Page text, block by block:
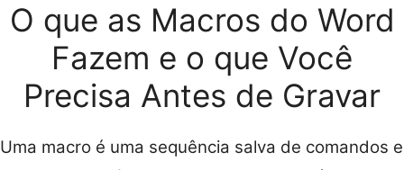
O que as Macros do Word
Fazem e o que Você
Precisa Antes de Gravar
Uma macro é uma sequência salva de comandos e